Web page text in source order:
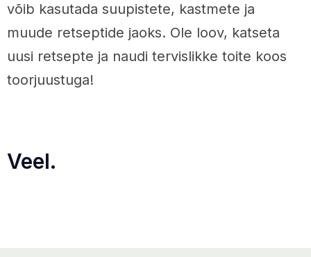
võib kasutada suupistete, kastmete ja
muude retseptide jaoks. Ole loov, katseta
uusi retsepte ja naudi tervislikke toite koos
toorjuustuga!
Veel.